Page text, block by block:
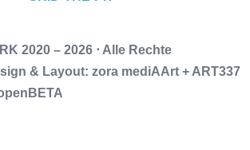
2020 – 2026 ⋅ Alle Rechte
& Layout: zora mediAArt + ART337